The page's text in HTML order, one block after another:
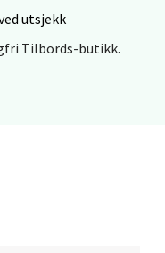
utsjekk
Tilbords-butikk.